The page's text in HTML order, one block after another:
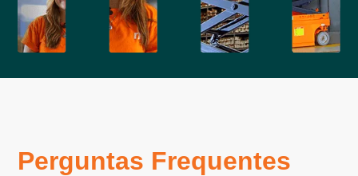
Perguntas Frequentes